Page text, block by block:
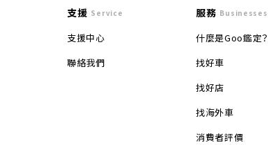
支援 Service
支援中心
聯絡我們
服務 Businesses
什麼是Goo鑑定？
找好車
找好店
找海外車
消費者評價